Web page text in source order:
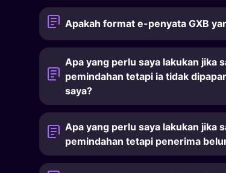
Apakah format e-penyata GXB
Apa yang perlu saya lakukan jika
pemindahan tetapi ia tidak
saya?
Apa yang perlu saya lakukan jika
pemindahan tetapi penerima